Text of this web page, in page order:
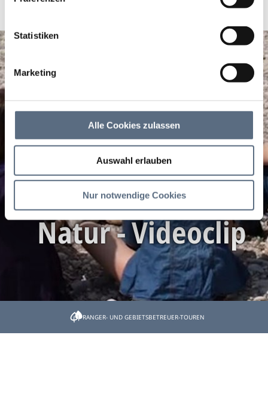
Statistiken
Marketing
Alle Cookies zulassen
Auswahl erlauben
Nur notwendige Cookies
Kein Feuer in der
Natur - Videoclip
Naturschutz leicht gemacht Bitte kein Feuer in der Natur
Bitte kein Feuer in der
RANGER- UND GEBIETSBETREUER-TOUREN